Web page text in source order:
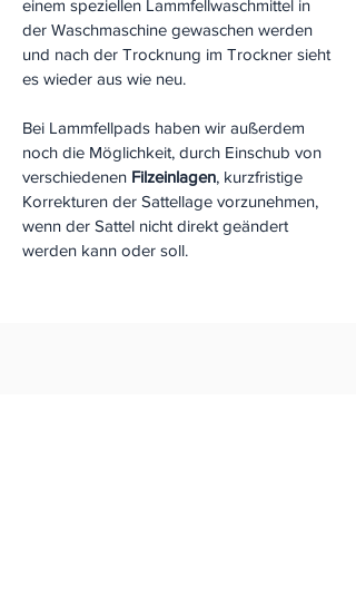
einem speziellen Lammfellwaschmittel in
der Waschmaschine gewaschen werden
und nach der Trocknung im Trockner sieht
es wieder aus wie neu.
Bei Lammfellpads haben wir außerdem
noch die Möglichkeit, durch Einschub von
verschiedenen Filzeinlagen, kurzfristige
Korrekturen der Sattellage vorzunehmen,
wenn der Sattel nicht direkt geändert
werden kann oder soll.